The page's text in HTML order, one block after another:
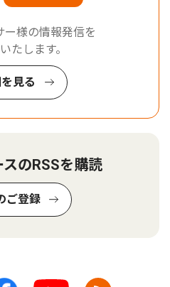
ー様の情報発信を
たします。
見る
のRSSを購読
ご登録